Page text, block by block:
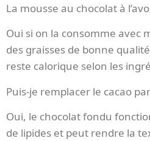
La mousse au chocolat à
Oui si on la consomme avec
des graisses de bonne
reste calorique selon les
Puis-je remplacer le cacao
Oui, le chocolat fondu
de lipides et peut rendre la